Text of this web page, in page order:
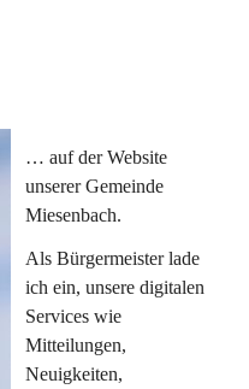
… auf der Website
unserer Gemeinde
Miesenbach.
Als Bürgermeister lade
ich ein, unsere digitalen
Services wie
Mitteilungen,
Neuigkeiten,